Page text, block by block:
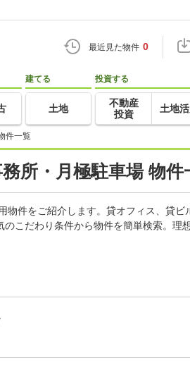
最近見た物件 0
建てる
土地
投資する
不動産
投資
土地
件一覧
所・月極駐車場 物件
件をご紹介します。貸オフィス、貸
こだわり条件から物件を簡単検索。理